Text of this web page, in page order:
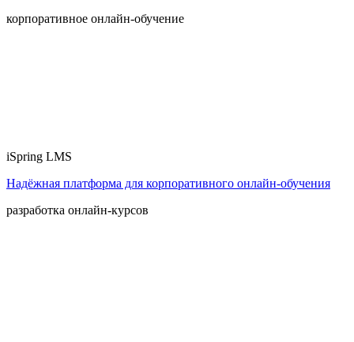
корпоративное онлайн-обучение
iSpring LMS
Надёжная платформа для корпоративного онлайн‑обучения
разработка онлайн-курсов